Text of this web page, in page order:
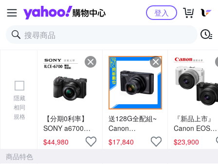
Yahoo購物中心登入
隱藏
相同
規格
【分期0利率】
SONY a6700
BODY+16-50 總
代理公司貨 相機
$44,980
送128G全配組~
Canon
PowerShot
SX740 HS 40倍
$17,840
『新品上市』
Canon EOS
R50V RF-S
30mm
$23,900
商品特色